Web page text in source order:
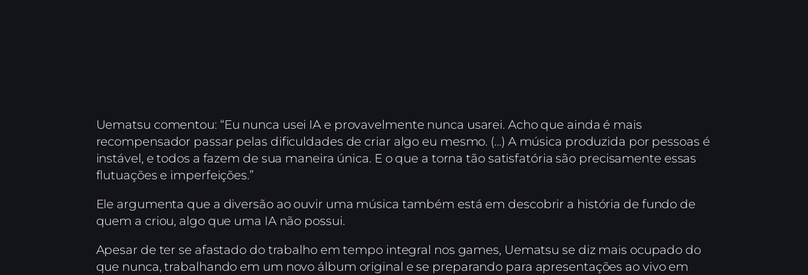
Uematsu comentou: “Eu nunca usei IA e provavelmente nunca usarei. Acho que ainda é mais
recompensador passar pelas dificuldades de criar algo eu mesmo. (…) A música produzida por pessoas é
instável, e todos a fazem de sua maneira única. E o que a torna tão satisfatória são precisamente essas
flutuações e imperfeições.”
Ele argumenta que a diversão ao ouvir uma música também está em descobrir a história de fundo de
quem a criou, algo que uma IA não possui.
Apesar de ter se afastado do trabalho em tempo integral nos games, Uematsu se diz mais ocupado do
que nunca, trabalhando em um novo álbum original e se preparando para apresentações ao vivo em